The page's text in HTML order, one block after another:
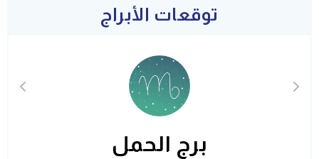
توقعات الأبراج
برج الحمل